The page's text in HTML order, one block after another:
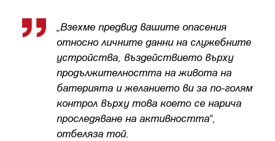
„Взехме предвид вашите опасения
относно личните данни на служебните
устройства, въздействието върху
продължителността на живота на
батерията и желанието ви за по-голям
контрол върху това което се нарича
проследяване на активността“,
отбеляза той.